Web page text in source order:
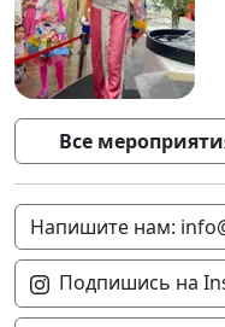
Все
Напишите нам:
Подпишись на